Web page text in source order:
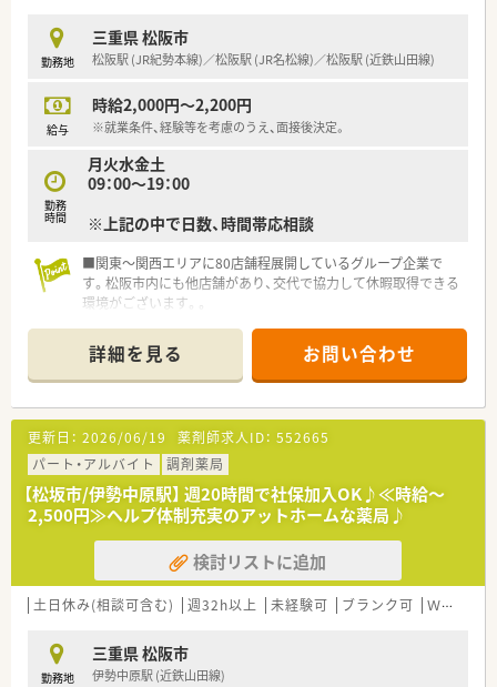
＼＼働きやすさが魅力、定着率◎／／
■産休・育休取得率は100％！ほぼ全員が復帰され、時短正社員や
パートへ切り替えて勤務されている方もいらっしゃいます。
■近隣に複数店舗あり、急なお休みにも対応が可能な仕組みが整
っています。
りとお休みが出来る環境がございます。
勤務地
三重県 松阪市
松阪駅 (JR紀勢本線)／松阪駅 (JR名松線)／松阪駅 (近鉄山田線)
給与
時給2,000円～2,200円
※就業条件、経験等を考慮のうえ、面接後決定。
勤務
時間
月火水金土
09：00～19：00
※上記の中で日数、時間帯応相談
■関東～関西エリアに80店舗程展開しているグループ企業で
す。松阪市内にも他店舗があり、交代で協力して休暇取得できる
環境がございます。。
■産休・育休や介護休暇など社会保険制度も充実！
詳細を見る お問い合わせ
更新日： 2026/06/19 薬剤師求人ID： 552665
パート・アルバイト
調剤薬局
【松坂市/伊勢中原駅】 週20時間で社保加入OK♪≪時給～
2,500円≫ヘルプ体制充実のアットホームな薬局♪
検討リストに追加
土日休み(相談可含む) 週32h以上 未経験可 ブランク可 Ｗワーク可
勤務地
三重県 松阪市
伊勢中原駅 (近鉄山田線)